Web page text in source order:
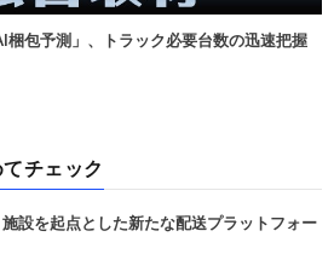
梱包予測」、トラック必要台数の迅速把握
チェック
設を起点とした新たな配送プラットフォー